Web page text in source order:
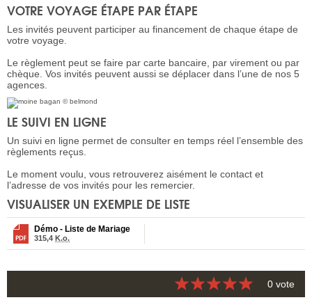
VOTRE VOYAGE ÉTAPE PAR ÉTAPE
Les invités peuvent participer au financement de chaque étape de
votre voyage.
Le règlement peut se faire par carte bancaire, par virement ou par
chèque. Vos invités peuvent aussi se déplacer dans l’une de nos 5
agences.
LE SUIVI EN LIGNE
Un suivi en ligne permet de consulter en temps réel l’ensemble des
règlements reçus.
Le moment voulu, vous retrouverez aisément le contact et
l’adresse de vos invités pour les remercier.
VISUALISER UN EXEMPLE DE LISTE
Démo - Liste de Mariage
315,4 K.o.
0 vote